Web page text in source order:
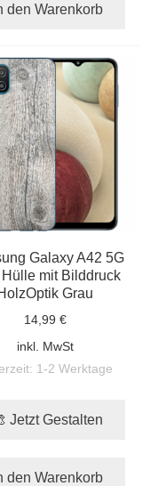
den Warenkorb
Galaxy A42 5G
mit Bilddruck
Grau
14,99 €
inkl. MwSt
1-2 Werktage
Jetzt Gestalten
den Warenkorb